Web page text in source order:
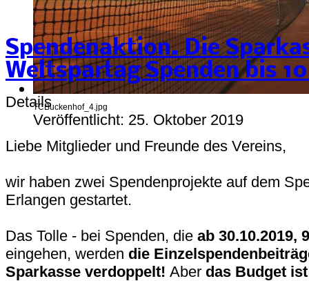
TCBuckenhof_4.jpg
Spendenaktion. Die
Weltspartag Spenden bis
Details
Veröffentlicht: 25. Oktober 2019
Liebe Mitglieder und Freunde des Vereins,
wir haben zwei Spendenprojekte auf dem
Erlangen gestartet.
Das Tolle - bei Spenden, die ab 30.10.2019,
eingehen, werden die
Sparkasse verdoppelt! Aber das Budget